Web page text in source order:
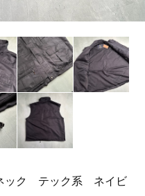
ック テック系 ネイビ